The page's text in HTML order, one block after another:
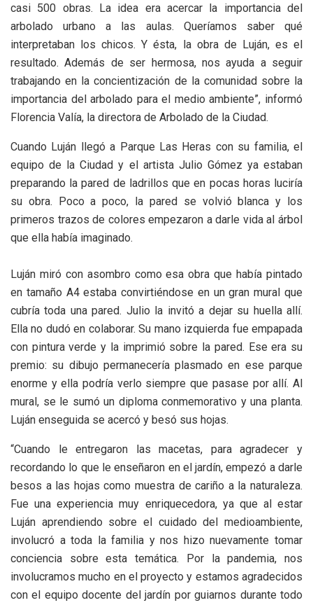
casi 500 obras. La idea era acercar la importancia del
arbolado urbano a las aulas. Queríamos saber qué
interpretaban los chicos. Y ésta, la obra de Luján, es el
resultado. Además de ser hermosa, nos ayuda a seguir
trabajando en la concientización de la comunidad sobre la
importancia del arbolado para el medio ambiente”, informó
Florencia Valía, la directora de Arbolado de la Ciudad.
Cuando Luján llegó a Parque Las Heras con su familia, el
equipo de la Ciudad y el artista Julio Gómez ya estaban
preparando la pared de ladrillos que en pocas horas luciría
su obra. Poco a poco, la pared se volvió blanca y los
primeros trazos de colores empezaron a darle vida al árbol
que ella había imaginado.
Luján miró con asombro como esa obra que había pintado
en tamaño A4 estaba convirtiéndose en un gran mural que
cubría toda una pared. Julio la invitó a dejar su huella allí.
Ella no dudó en colaborar. Su mano izquierda fue empapada
con pintura verde y la imprimió sobre la pared. Ese era su
premio: su dibujo permanecería plasmado en ese parque
enorme y ella podría verlo siempre que pasase por allí. Al
mural, se le sumó un diploma conmemorativo y una planta.
Luján enseguida se acercó y besó sus hojas.
“Cuando le entregaron las macetas, para agradecer y
recordando lo que le enseñaron en el jardín, empezó a darle
besos a las hojas como muestra de cariño a la naturaleza.
Fue una experiencia muy enriquecedora, ya que al estar
Luján aprendiendo sobre el cuidado del medioambiente,
involucró a toda la familia y nos hizo nuevamente tomar
conciencia sobre esta temática. Por la pandemia, nos
involucramos mucho en el proyecto y estamos agradecidos
con el equipo docente del jardín por guiarnos durante todo